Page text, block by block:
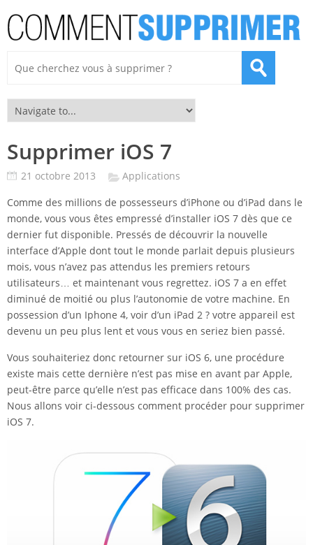
Supprimer iOS 7
21 octobre 2013
Applications
Comme des millions de possesseurs d’iPhone ou d’iPad dans le
monde, vous vous êtes empressé d’installer iOS 7 dès que ce
dernier fut disponible. Pressés de découvrir la nouvelle
interface d’Apple dont tout le monde parlait depuis plusieurs
mois, vous n’avez pas attendus les premiers retours
utilisateurs… et maintenant vous regrettez. iOS 7 a en effet
diminué de moitié ou plus l’autonomie de votre machine. En
possession d’un Iphone 4, voir d’un iPad 2 ? votre appareil est
devenu un peu plus lent et vous vous en seriez bien passé.
Vous souhaiteriez donc retourner sur iOS 6, une procédure
existe mais cette dernière n’est pas mise en avant par Apple,
peut-être parce qu’elle n’est pas efficace dans 100% des cas.
Nous allons voir ci-dessous comment procéder pour supprimer
iOS 7.